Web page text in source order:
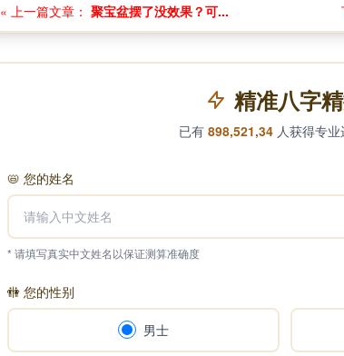
« 上一篇文章： 聚宝盆摆了没效果？可...
精准八字
已有 898,521,34 人获得专
📛 您的姓名
* 请填写真实中文姓名以保证测算准确度
🚻 您的性别
男士